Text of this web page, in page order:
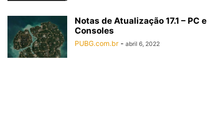
Notas de Atualização 17.1 – PC e
Consoles
PUBG.com.br - abril 6, 2022